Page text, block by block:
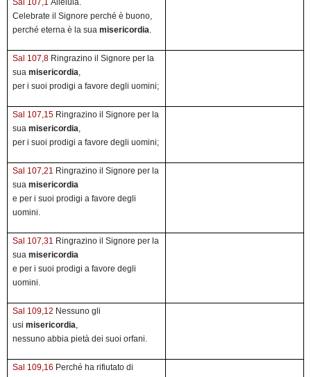
Sal 107,1 Alleluia.
Celebrate il Signore perché è buono,
perché eterna è la sua misericordia.
Sal 107,8 Ringrazino il Signore per la
sua misericordia,
per i suoi prodigi a favore degli uomini;
Sal 107,15 Ringrazino il Signore per la
sua misericordia,
per i suoi prodigi a favore degli uomini;
Sal 107,21 Ringrazino il Signore per la
sua misericordia
e per i suoi prodigi a favore degli
uomini.
Sal 107,31 Ringrazino il Signore per la
sua misericordia
e per i suoi prodigi a favore degli
uomini.
Sal 109,12 Nessuno gli
usi misericordia,
nessuno abbia pietà dei suoi orfani.
Sal 109,16 Perché ha rifiutato di